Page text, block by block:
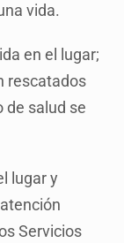
vida.
en el lugar;
rescatados
de salud se
lugar y
Servicios